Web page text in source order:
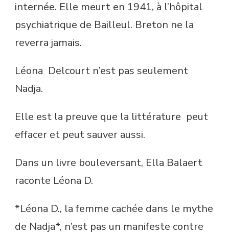
internée. Elle meurt en 1941, à l’hôpital
psychiatrique de Bailleul. Breton ne la
reverra jamais.
Léona Delcourt n’est pas seulement
Nadja.
Elle est la preuve que la littérature peut
effacer et peut sauver aussi.
Dans un livre bouleversant, Ella Balaert
raconte Léona D.
*Léona D., la femme cachée dans le mythe
de Nadja*, n’est pas un manifeste contre